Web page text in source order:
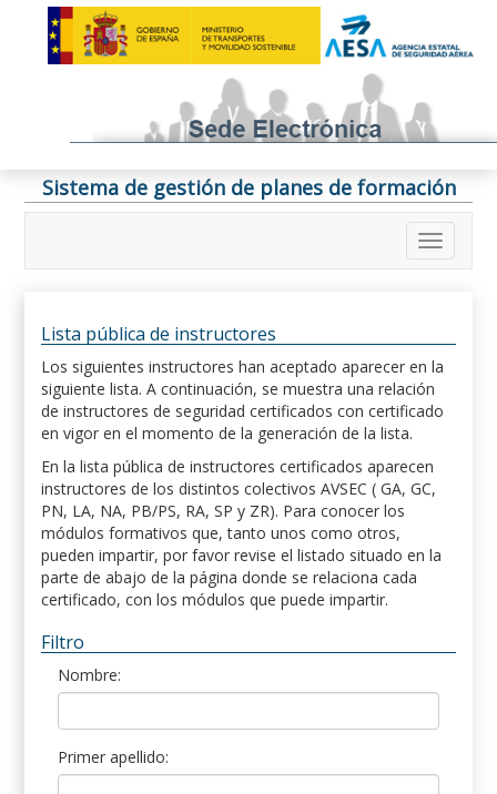
Sistema de gestión de planes de formación
Lista pública de instructores
Los siguientes instructores han aceptado aparecer en la
siguiente lista. A continuación, se muestra una relación
de instructores de seguridad certificados con certificado
en vigor en el momento de la generación de la lista.
En la lista pública de instructores certificados aparecen
instructores de los distintos colectivos AVSEC ( GA, GC,
PN, LA, NA, PB/PS, RA, SP y ZR). Para conocer los
módulos formativos que, tanto unos como otros,
pueden impartir, por favor revise el listado situado en la
parte de abajo de la página donde se relaciona cada
certificado, con los módulos que puede impartir.
Filtro
Nombre:
Primer apellido: